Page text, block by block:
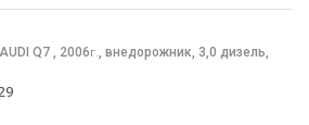
AUDI Q7 , 2006г., внедорожник, 3,0 дизель,